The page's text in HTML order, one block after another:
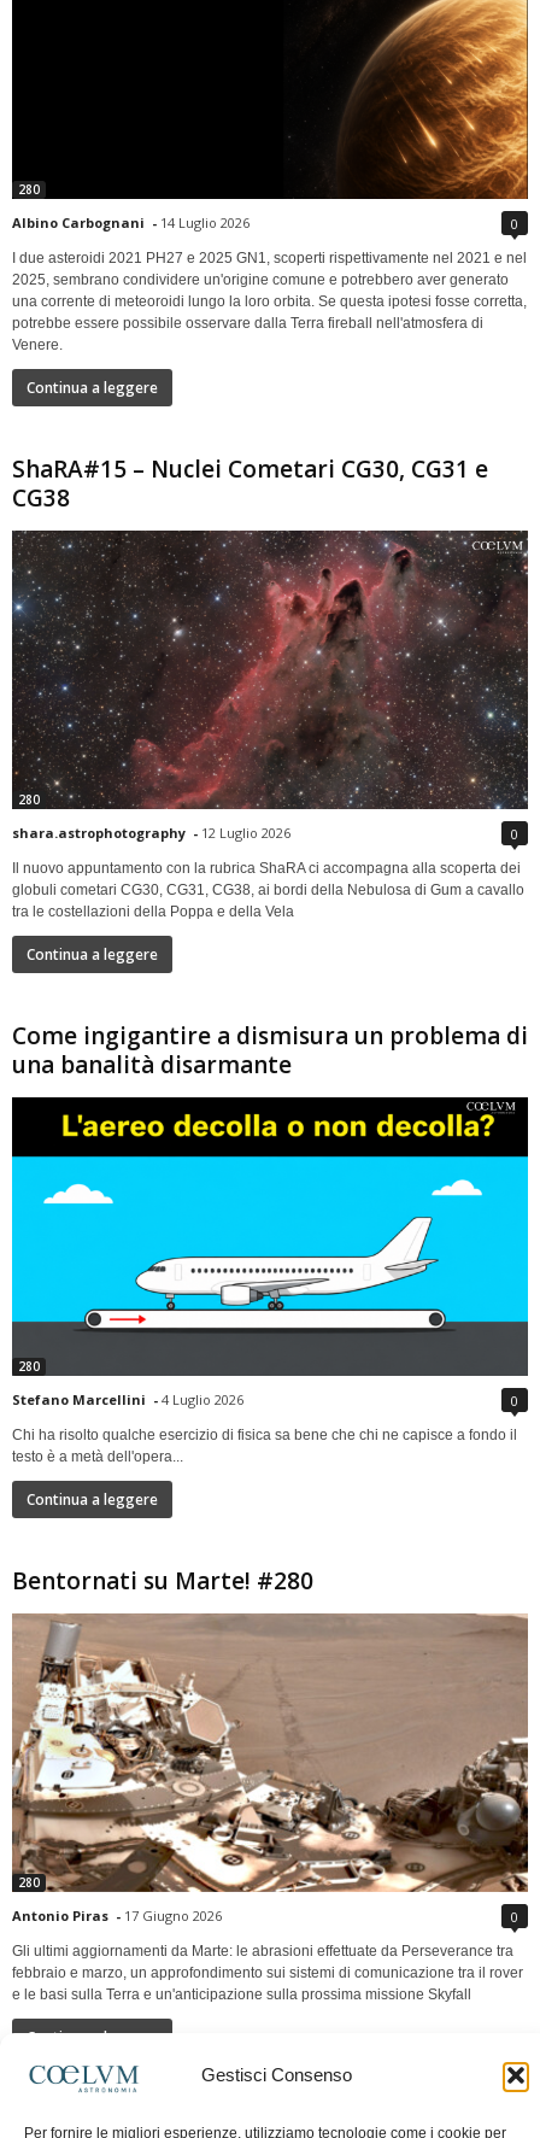
Gestisci Consenso
Per fornire le migliori esperienze, utilizziamo tecnologie come i cookie per
280
Albino Carbognani - 14 Luglio 2026 0
I due asteroidi 2021 PH27 e 2025 GN1, scoperti rispettivamente nel 2021 e nel
2025, sembrano condividere un'origine comune e potrebbero aver generato
una corrente di meteoroidi lungo la loro orbita. Se questa ipotesi fosse corretta,
potrebbe essere possibile osservare dalla Terra fireball nell'atmosfera di
Venere.
Continua a leggere
ShaRA#15 – Nuclei Cometari CG30, CG31 e
CG38
280
shara.astrophotography - 12 Luglio 2026 0
Il nuovo appuntamento con la rubrica ShaRA ci accompagna alla scoperta dei
globuli cometari CG30, CG31, CG38, ai bordi della Nebulosa di Gum a cavallo
tra le costellazioni della Poppa e della Vela
Continua a leggere
Come ingigantire a dismisura un problema di
una banalità disarmante
280
Stefano Marcellini - 4 Luglio 2026 0
Chi ha risolto qualche esercizio di fisica sa bene che chi ne capisce a fondo il
testo è a metà dell'opera...
Continua a leggere
Bentornati su Marte! #280
280
Antonio Piras - 17 Giugno 2026 0
Gli ultimi aggiornamenti da Marte: le abrasioni effettuate da Perseverance tra
febbraio e marzo, un approfondimento sui sistemi di comunicazione tra il rover
e le basi sulla Terra e un'anticipazione sulla prossima missione Skyfall
Continua a leggere